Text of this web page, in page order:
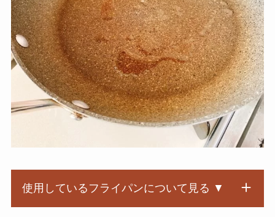
使用しているフライパンについて見る ▼